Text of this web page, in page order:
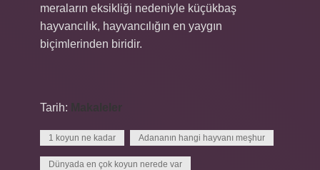
meraların eksikliği nedeniyle küçükbaş
hayvancılık, hayvancılığın en yaygın
biçimlerinden biridir.
Tarih: Makaleler
1 koyun ne kadar Adananın hangi hayvanı meşhur
Dünyada en çok koyun nerede var